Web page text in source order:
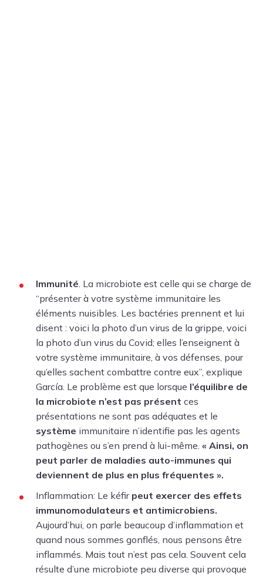
Immunité. La microbiote est celle qui se charge de
“présenter à votre système immunitaire les
éléments nuisibles. Les bactéries prennent et lui
disent : voici la photo d’un virus de la grippe, voici
la photo d’un virus du Covid; elles l’enseignent à
votre système immunitaire, à vos défenses, pour
qu’elles sachent combattre contre eux”, explique
García. Le problème est que lorsque l’équilibre de
la microbiote n’est pas présent ces
présentations ne sont pas adéquates et le
système immunitaire n’identifie pas les agents
pathogènes ou s’en prend à lui-même. « Ainsi, on
peut parler de maladies auto-immunes qui
deviennent de plus en plus fréquentes ».
Inflammation: Le kéfirpeut exercer des effets
immunomodulateurs et antimicrobiens.
Aujourd’hui, on parle beaucoup d’inflammation et
quand nous sommes gonflés, nous pensons être
inflammés. Mais tout n’est pas cela. Souvent cela
résulte d’une microbiote peu diverse qui provoque